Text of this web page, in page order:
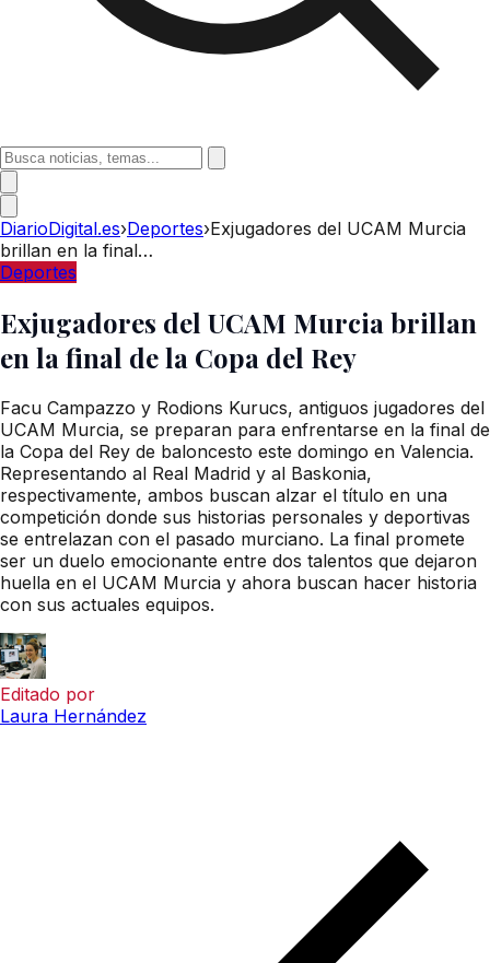
DiarioDigital.es›Deportes›Exjugadores del UCAM Murcia
brillan en la final…
Deportes
Exjugadores del UCAM Murcia brillan
en la final de la Copa del Rey
Facu Campazzo y Rodions Kurucs, antiguos jugadores del
UCAM Murcia, se preparan para enfrentarse en la final de
la Copa del Rey de baloncesto este domingo en Valencia.
Representando al Real Madrid y al Baskonia,
respectivamente, ambos buscan alzar el título en una
competición donde sus historias personales y deportivas
se entrelazan con el pasado murciano. La final promete
ser un duelo emocionante entre dos talentos que dejaron
huella en el UCAM Murcia y ahora buscan hacer historia
con sus actuales equipos.
Editado por
Laura Hernández